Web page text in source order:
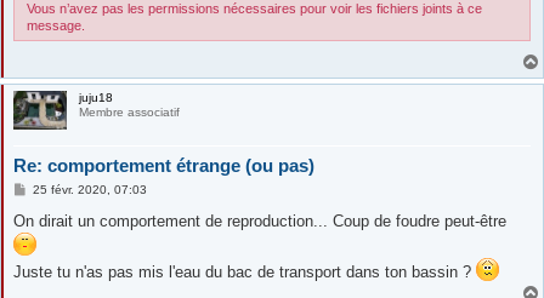
Vous n’avez pas les permissions nécessaires pour voir les fichiers joints à ce
message.
juju18
Membre associatif
Re: comportement étrange (ou pas)
M
s
s
a
e
25 févr. 2020, 07:03
On dirait un comportement de reproduction... Coup de foudre peut-être
Juste tu n'as pas mis l'eau du bac de transport dans ton bassin ?